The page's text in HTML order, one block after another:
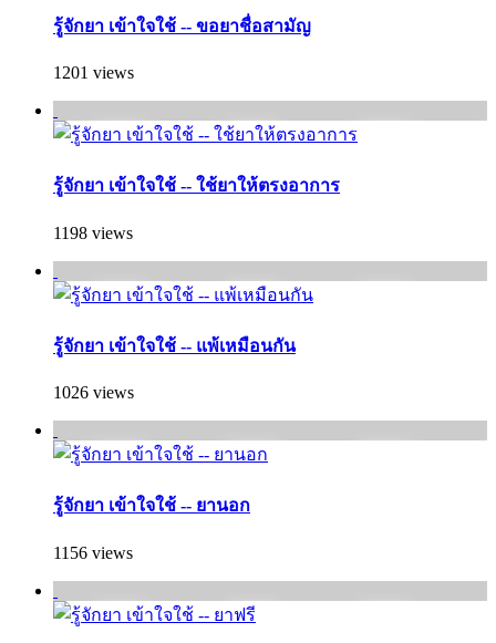
รู้จักยา เข้าใจใช้ -- ขอยาชื่อสามัญ
1201 views
รู้จักยา เข้าใจใช้ -- ใช้ยาให้ตรงอาการ
1198 views
รู้จักยา เข้าใจใช้ -- แพ้เหมือนกัน
1026 views
รู้จักยา เข้าใจใช้ -- ยานอก
1156 views